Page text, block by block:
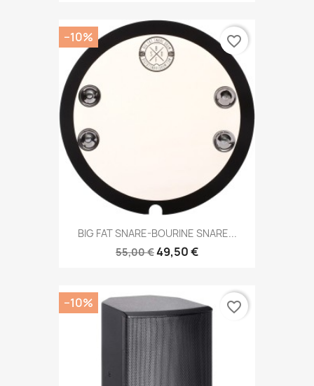
BIG FAT SNARE-BOURINE SNARE...
55,00 €49,50 €
−10% favorite_border
−10% favorite_border